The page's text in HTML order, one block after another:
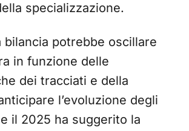
specializzazione.
bilancia potrebbe oscillare
in funzione delle
dei tracciati e della
l’evoluzione degli
il 2025 ha suggerito la